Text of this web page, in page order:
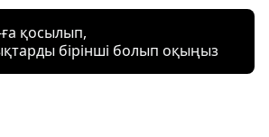
қосылып,
бірінші болып оқыңыз